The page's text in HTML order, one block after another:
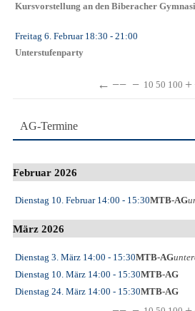
Kursvorstellung an den Biberacher
Freitag 6. Februar18:30 - 21:00
Unterstufenparty
← −− − 10 50 100 +
AG-Termine
Februar 2026
Dienstag 10. Februar14:00 - 15:30MTB-AG
März 2026
Dienstag 3. März 14:00 - 15:30MTB-AG
Dienstag 10. März 14:00 - 15:30MTB-AG
Dienstag 24. März 14:00 - 15:30MTB-AG